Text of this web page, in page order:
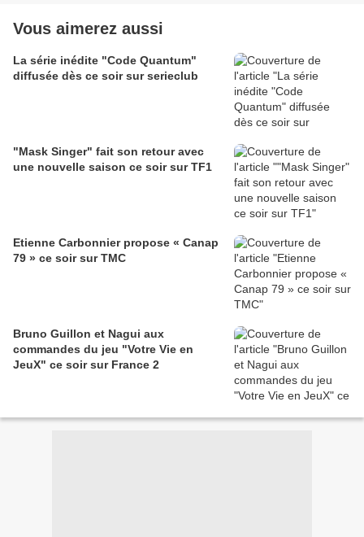
Vous aimerez aussi
La série inédite "Code Quantum"
diffusée dès ce soir sur serieclub
"Mask Singer" fait son retour avec
une nouvelle saison ce soir sur TF1
Etienne Carbonnier propose « Canap
79 » ce soir sur TMC
Bruno Guillon et Nagui aux
commandes du jeu "Votre Vie en
JeuX" ce soir sur France 2